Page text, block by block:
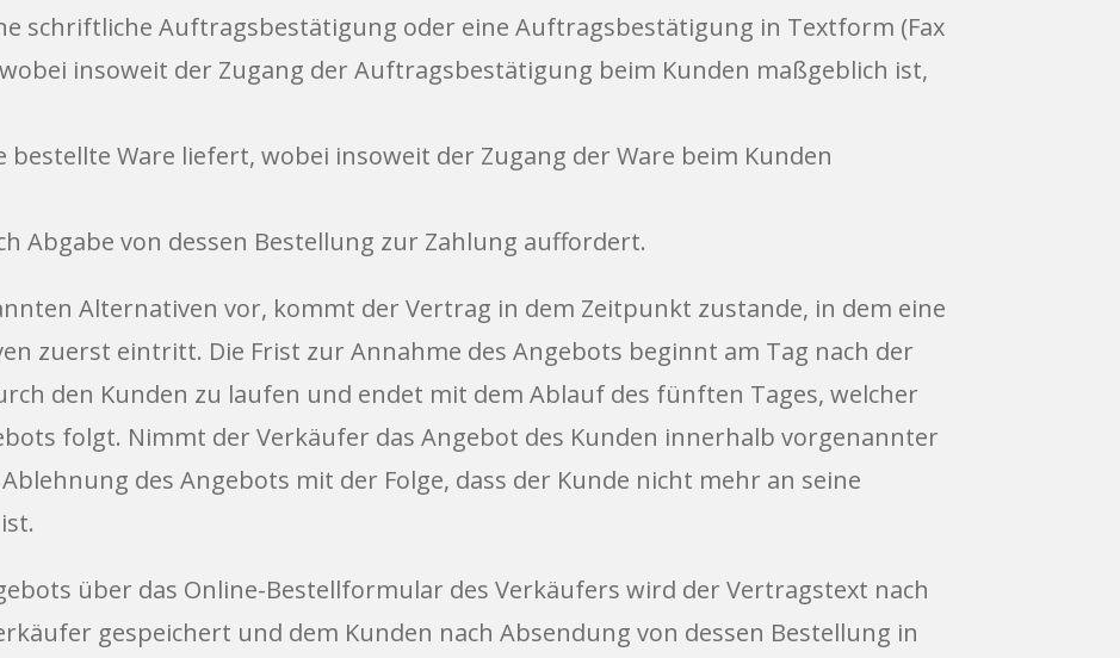
schriftliche Auftragsbestätigung oder eine Auftragsbestätigung in Textform (Fax
insoweit der Zugang der Auftragsbestätigung beim Kunden maßgeblich ist,
bestellte Ware liefert, wobei insoweit der Zugang der Ware beim Kunden
Abgabe von dessen Bestellung zur Zahlung auffordert.
Alternativen vor, kommt der Vertrag in dem Zeitpunkt zustande, in dem eine
zuerst eintritt. Die Frist zur Annahme des Angebots beginnt am Tag nach der
den Kunden zu laufen und endet mit dem Ablauf des fünften Tages, welcher
folgt. Nimmt der Verkäufer das Angebot des Kunden innerhalb vorgenannter
des Angebots mit der Folge, dass der Kunde nicht mehr an seine
über das Online-Bestellformular des Verkäufers wird der Vertragstext nach
gespeichert und dem Kunden nach Absendung von dessen Bestellung in